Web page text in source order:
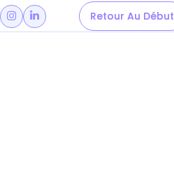
  Retour Au Début
Retour Au Début